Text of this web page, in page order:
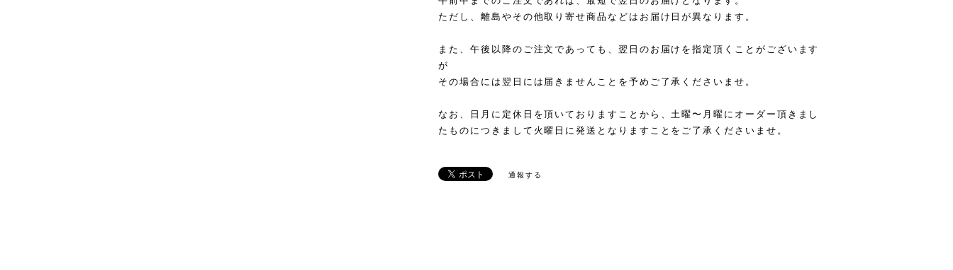
ただし、離島やその他取り寄せ商品などはお届け日が異なります。
また、午後以降のご注文であっても、翌日のお届けを指定頂くことがございます
が
その場合には翌日には届きませんことを予めご了承くださいませ。
なお、日月に定休日を頂いておりますことから、土曜〜月曜にオーダー頂きまし
たものにつきまして火曜日に発送となりますことをご了承くださいませ。
通報する